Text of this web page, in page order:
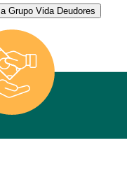
Grupo Vida Deudores